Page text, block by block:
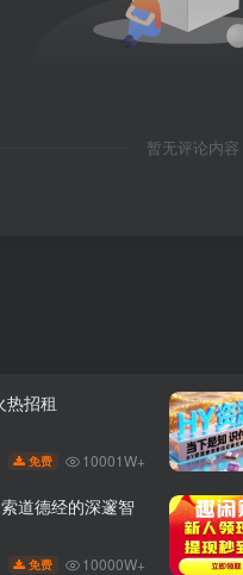
暂无评论内容
热招租
免费 10001W+
道德经的深邃智
免费 10000W+